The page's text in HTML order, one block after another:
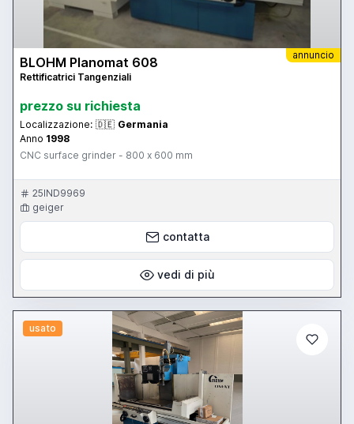
annuncio
BLOHM Planomat 608
Rettificatrici Tangenziali
prezzo su richiesta
Localizzazione: 🇩🇪 Germania
Anno 1998
CNC surface grinder - 800 x 600 mm
25IND9969
geiger
contatta
vedi di più
usato